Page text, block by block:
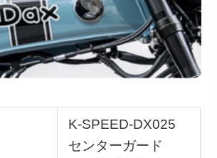
K-SPEED-DX025
センターガード